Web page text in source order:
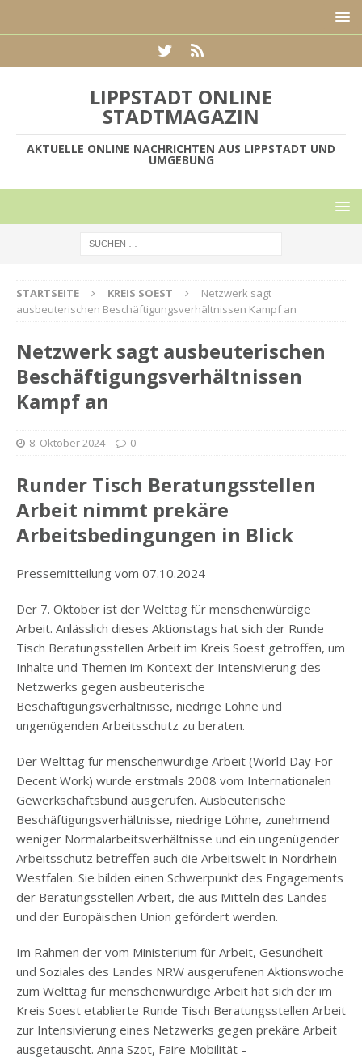
LIPPSTADT ONLINE
STADTMAGAZIN
AKTUELLE ONLINE NACHRICHTEN AUS LIPPSTADT UND
UMGEBUNG
STARTSEITE KREIS SOEST
Netzwerk sagt
ausbeuterischen Beschäftigungsverhältnissen Kampf an
Netzwerk sagt ausbeuterischen
Beschäftigungsverhältnissen
Kampf an
8. Oktober 2024 0
Runder Tisch Beratungsstellen
Arbeit nimmt prekäre
Arbeitsbedingungen in Blick
Pressemitteilung vom 07.10.2024
Der 7. Oktober ist der Welttag für menschenwürdige
Arbeit. Anlässlich dieses Aktionstags hat sich der Runde
Tisch Beratungsstellen Arbeit im Kreis Soest getroffen, um
Inhalte und Themen im Kontext der Intensivierung des
Netzwerks gegen ausbeuterische
Beschäftigungsverhältnisse, niedrige Löhne und
ungenügenden Arbeitsschutz zu beraten.
Der Welttag für menschenwürdige Arbeit (World Day For
Decent Work) wurde erstmals 2008 vom Internationalen
Gewerkschaftsbund ausgerufen. Ausbeuterische
Beschäftigungsverhältnisse, niedrige Löhne, zunehmend
weniger Normalarbeitsverhältnisse und ein ungenügender
Arbeitsschutz betreffen auch die Arbeitswelt in Nordrhein-
Westfalen. Sie bilden einen Schwerpunkt des Engagements
der Beratungsstellen Arbeit, die aus Mitteln des Landes
und der Europäischen Union gefördert werden.
Im Rahmen der vom Ministerium für Arbeit, Gesundheit
und Soziales des Landes NRW ausgerufenen Aktionswoche
zum Welttag für menschenwürdige Arbeit hat sich der im
Kreis Soest etablierte Runde Tisch Beratungsstellen Arbeit
zur Intensivierung eines Netzwerks gegen prekäre Arbeit
ausgetauscht. Anna Szot, Faire Mobilität –